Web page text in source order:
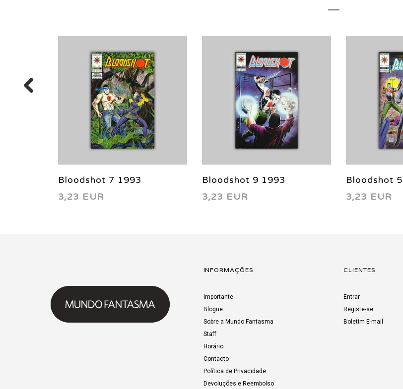
Bloodshot 7 1993
3,23 EUR
Bloodshot 9 1993
3,23 EUR
Bloodshot
3,23 EUR
INFORMAÇÕES
Importante
Blogue
Sobre a Mundo Fantasma
Staff
Horário
Contacto
Política de Privacidade
Devoluções e Reembolso
CLIENTES
Entrar
Registe-se
Boletim E-mail